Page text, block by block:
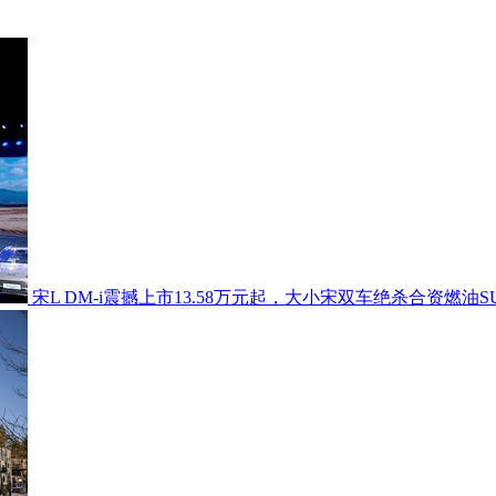
宋L DM-i震撼上市13.58万元起，大小宋双车绝杀合资燃油